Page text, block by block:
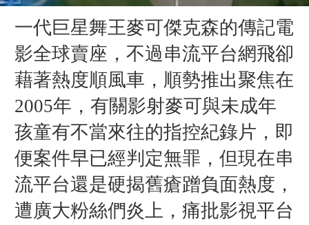
一代巨星舞王麥可傑克森的傳記電
影全球賣座，不過串流平台網飛卻
藉著熱度順風車，順勢推出聚焦在
2005年，有關影射麥可與未成年
孩童有不當來往的指控紀錄片，即
便案件早已經判定無罪，但現在串
流平台還是硬揭舊瘡蹭負面熱度，
遭廣大粉絲們炎上，痛批影視平台